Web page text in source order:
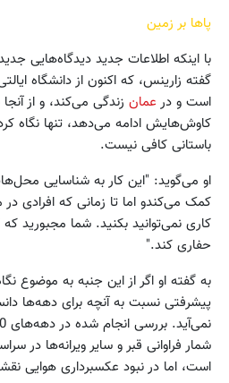
پاها بر زمین
با اینکه اطلاعات جدید دیدگاه‌هایی
گفته زارینس، که اکنون از دانشگاه
است و در عمان زندگی می‌کند، و از
کاوش‌هایش ادامه می‌دهد، تنها نگاه
باستانی کافی نیست.
او می‌گوید: "این کار به شناسایی
کمک می‌کندو اما تا زمانی که افرادی در
کاری نمی‌توانید بکنید. شما مجبورید که
حفاری کند."
به گفته او اگر از این جنبه به موضوع
پیشرفتی نسبت به آنچه برای دهه‌ها
شمار فراوانی قبر و سایر ویرانه‌ها در
است، اما در نبود عکسبرداری هوایی